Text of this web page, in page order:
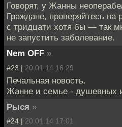
Говорят, у Жанны
Граждане, проверяйтесь на
с тридцати хотя бы — так
не запустить заболевание.
Nem OFF »
#23 | 20.01.14 16:29
Печальная новость.
Жанне и семье - душевных
Рыся »
#24 | 20.01.14 17:01